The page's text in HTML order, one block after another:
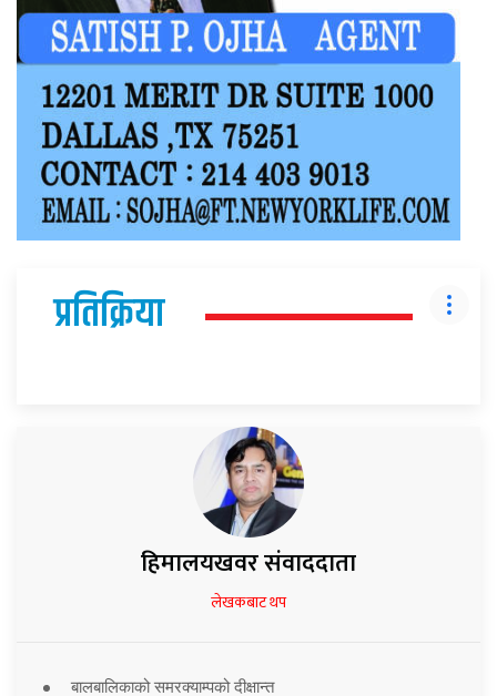
प्रतिक्रिया
हिमालयखवर संवाददाता
लेखकबाट थप
बालबालिकाको समरक्याम्पको दीक्षान्त